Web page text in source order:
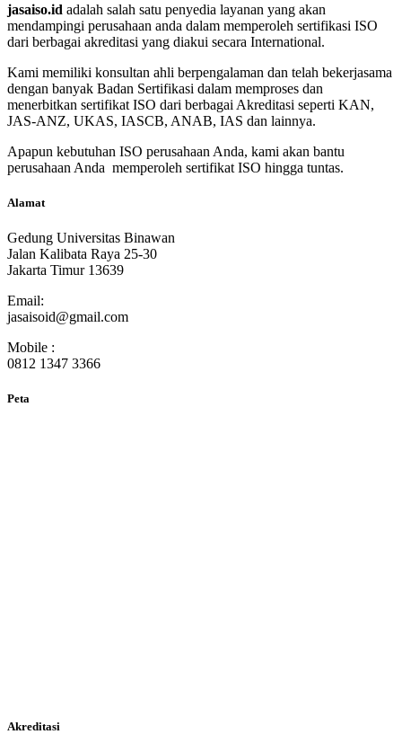
jasaiso.id adalah salah satu penyedia layanan yang akan
mendampingi perusahaan anda dalam memperoleh sertifikasi ISO
dari berbagai akreditasi yang diakui secara International.
Kami memiliki konsultan ahli berpengalaman dan telah bekerjasama
dengan banyak Badan Sertifikasi dalam memproses dan
menerbitkan sertifikat ISO dari berbagai Akreditasi seperti KAN,
JAS-ANZ, UKAS, IASCB, ANAB, IAS dan lainnya.
Apapun kebutuhan ISO perusahaan Anda, kami akan bantu
perusahaan Anda memperoleh sertifikat ISO hingga tuntas.
Alamat
Gedung Universitas Binawan
Jalan Kalibata Raya 25-30
Jakarta Timur 13639
Email:
jasaisoid@gmail.com
Mobile :
0812 1347 3366
Peta
Akreditasi